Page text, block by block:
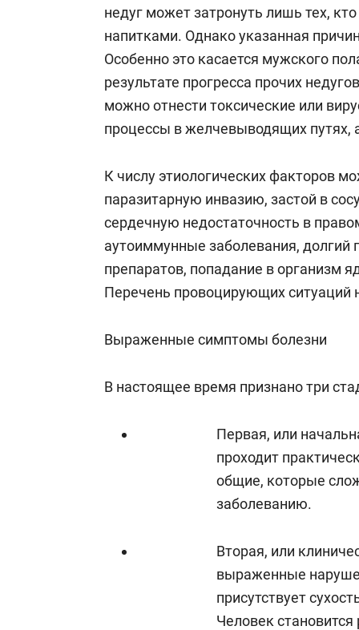
недуг может затронуть лишь тех,
напитками. Однако указанная
Особенно это касается мужского
результате прогресса прочих
можно отнести токсические или
процессы в желчевыводящих путях,
К числу этиологических факторов
паразитарную инвазию, застой в
сердечную недостаточность в
аутоиммунные заболевания,
препаратов, попадание в организм
Перечень провоцирующих
Выраженные симптомы болезни
В настоящее время признано три
Первая, или
проходит
общие, которые
заболеванию.
Вторая, или
выраженные
присутствует
Человек